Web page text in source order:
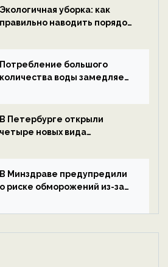
ECOportal
Экологичная уборка: как
правильно наводить порядок
Потребление большого
количества воды замедляет
В Петербурге открыли
четыре новых вида
экологии на ECOportal
В Минздраве предупредили
о риске обморожений из-за
на ECOportal